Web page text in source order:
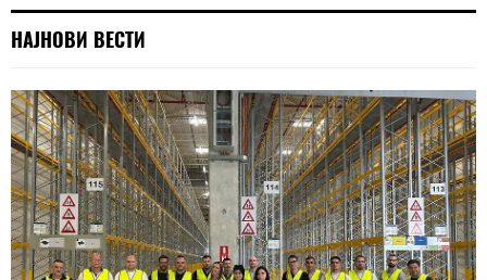
НАЈНОВИ ВЕСТИ